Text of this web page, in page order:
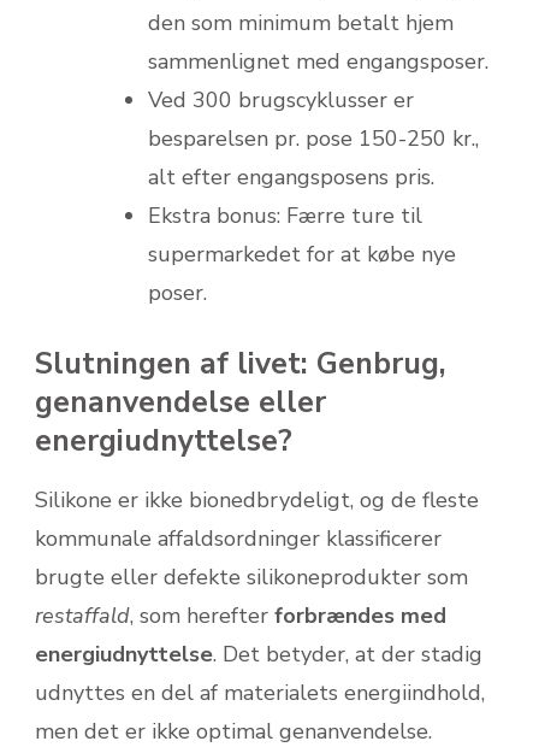
den som minimum betalt hjem
sammenlignet med engangsposer.
Ved 300 brugscyklusser er
besparelsen pr. pose 150-250 kr.,
alt efter engangsposens pris.
Ekstra bonus: Færre ture til
supermarkedet for at købe nye
poser.
Slutningen af livet: Genbrug,
genanvendelse eller
energiudnyttelse?
Silikone er ikke bionedbrydeligt, og de fleste
kommunale affaldsordninger klassificerer
brugte eller defekte silikoneprodukter som
restaffald, som herefter forbrændes med
energiudnyttelse. Det betyder, at der stadig
udnyttes en del af materialets energiindhold,
men det er ikke optimal genanvendelse.